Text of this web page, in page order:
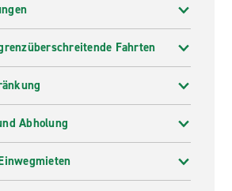
Fahrten
Abholung